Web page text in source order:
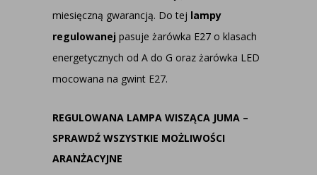
miesięczną gwarancją. Do tej lampy
regulowanej pasuje żarówka E27 o klasach
energetycznych od A do G oraz żarówka LED
mocowana na gwint E27.
REGULOWANA LAMPA WISZĄCA JUMA –
SPRAWDŹ WSZYSTKIE MOŻLIWOŚCI
ARANŻACYJNE